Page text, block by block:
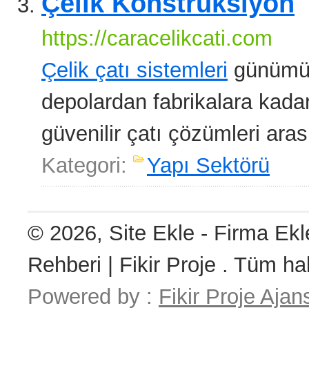
https://caracelikcati.com
Çelik çatı sistemleri
depolardan fabrikalara
güvenilir çatı çözümleri
Kategori:
Yapı Sektörü
© 2026, Site Ekle - Firma
Rehberi | Fikir Proje . Tüm
Powered by : Fikir Proje